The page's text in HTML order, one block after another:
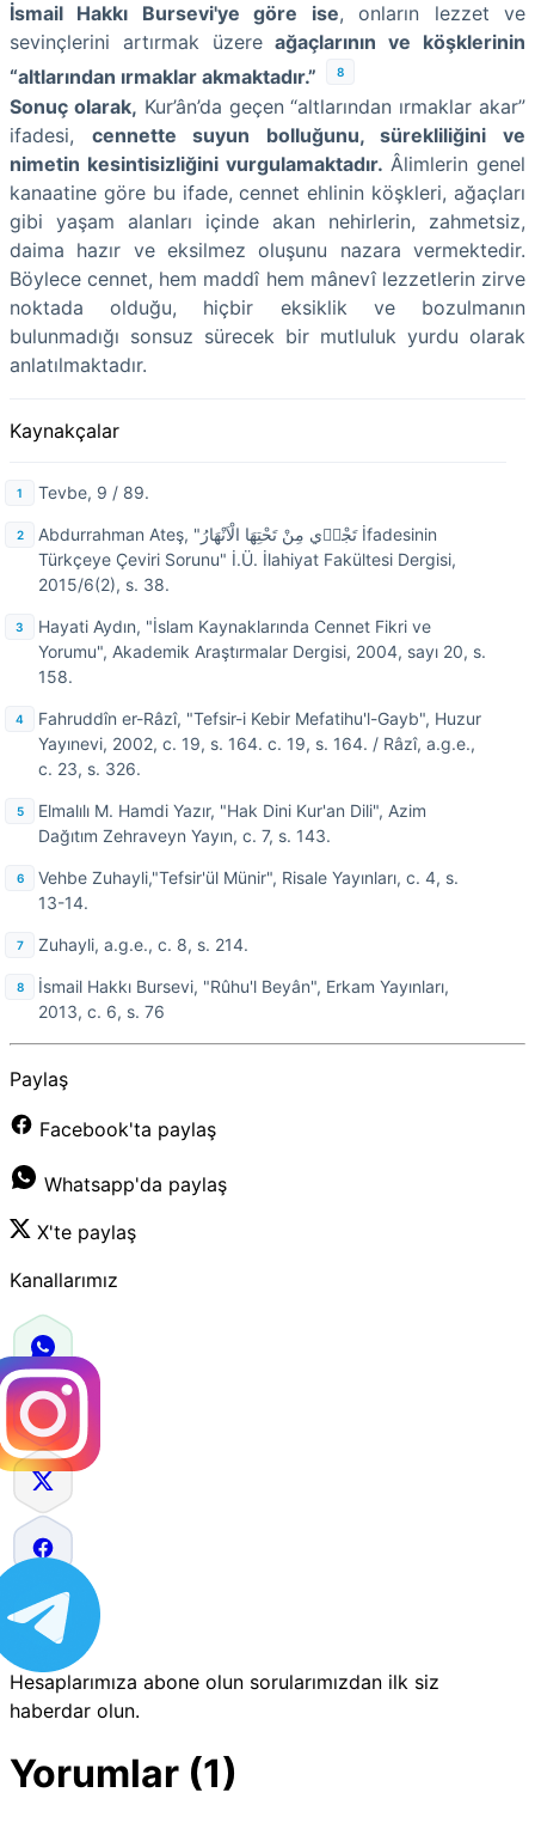
İsmail Hakkı Bursevi'ye göre ise, onların lezzet ve
sevinçlerini artırmak üzereağaçlarının ve köşklerinin
“altlarından ırmaklar akmaktadır.”
8
Sonuç olarak, Kur’ân’da geçen “altlarından ırmaklar akar”
ifadesi, cennette suyun bolluğunu, sürekliliğini ve
nimetin kesintisizliğini vurgulamaktadır. Âlimlerin genel
kanaatine göre bu ifade, cennet ehlinin köşkleri, ağaçları
gibi yaşam alanları içinde akan nehirlerin, zahmetsiz,
daima hazır ve eksilmez oluşunu nazara vermektedir.
Böylece cennet, hem maddî hem mânevî lezzetlerin zirve
noktada olduğu, hiçbir eksiklik ve bozulmanın
bulunmadığı sonsuz sürecek bir mutluluk yurdu olarak
anlatılmaktadır.
Kaynakçalar
Tevbe, 9 / 89.
Abdurrahman Ateş, "تَجْر۪ي مِنْ تَحْتِهَا الْاَنْهَارُ İfadesinin
Türkçeye Çeviri Sorunu" İ.Ü. İlahiyat Fakültesi Dergisi,
2015/6(2), s. 38.
Hayati Aydın, "İslam Kaynaklarında Cennet Fikri ve
Yorumu", Akademik Araştırmalar Dergisi, 2004, sayı 20, s.
158.
Fahruddîn er-Râzî, "Tefsir-i Kebir Mefatihu'l-Gayb", Huzur
Yayınevi, 2002, c. 19, s. 164. c. 19, s. 164. / Râzî, a.g.e.,
c. 23, s. 326.
Elmalılı M. Hamdi Yazır, "Hak Dini Kur'an Dili", Azim
Dağıtım Zehraveyn Yayın, c. 7, s. 143.
Vehbe Zuhayli,"Tefsir'ül Münir", Risale Yayınları, c. 4, s.
13-14.
Zuhayli, a.g.e., c. 8, s. 214.
İsmail Hakkı Bursevi, "Rûhu'l Beyân", Erkam Yayınları,
2013, c. 6, s. 76
Paylaş
Facebook'ta paylaş
Whatsapp'da paylaş
X'te paylaş
Kanallarımız
Hesaplarımıza abone olun sorularımızdan ilk siz
haberdar olun.
Yorumlar (1)